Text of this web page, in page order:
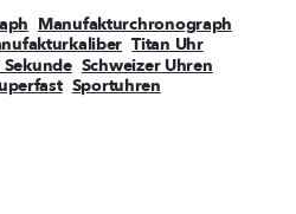
Manufakturchronograph
Titan Uhr
Schweizer Uhren
Sportuhren